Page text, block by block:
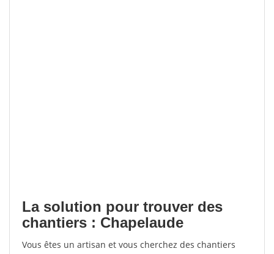
La solution pour trouver des
chantiers : Chapelaude
Vous êtes un artisan et vous cherchez des chantiers